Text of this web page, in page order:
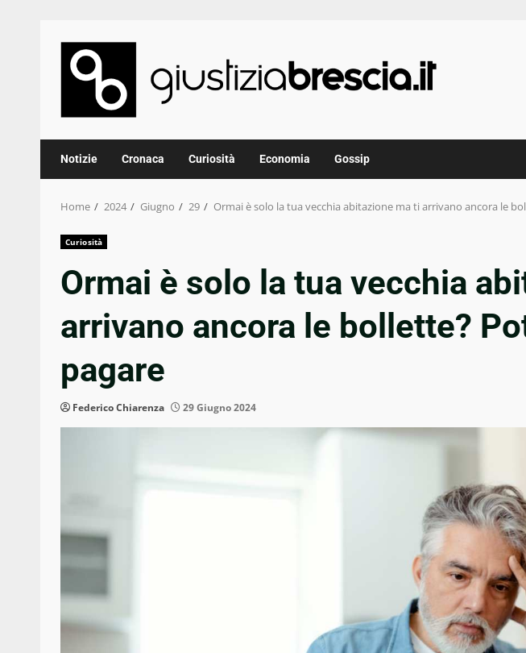
content
Notizie Cronaca Curiosità Economia Gossip
Home 2024 Giugno 29 Ormai è solo la tua vecchia abitazione ma ti arrivano ancora le
Curiosità
Ormai è solo la tua vecchia
arrivano ancora le bollette?
pagare
Federico Chiarenza 29 Giugno 2024